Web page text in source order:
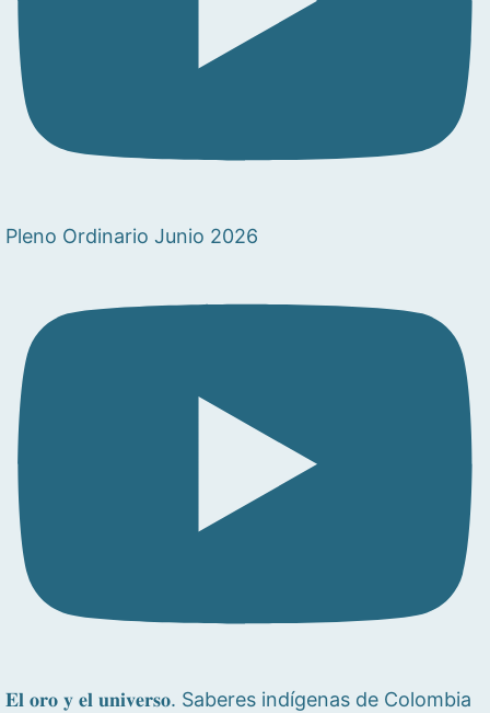
Pleno Ordinario Junio 2026
𝐄𝐥 𝐨𝐫𝐨 𝐲 𝐞𝐥 𝐮𝐧𝐢𝐯𝐞𝐫𝐬𝐨. Saberes indígenas de Colombia